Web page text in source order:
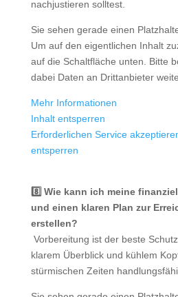
nachjustieren solltest.
Sie sehen gerade einen
Um auf den eigentlichen Inhalt
auf die Schaltfläche unten. Bitte
dabei Daten an Drittanbieter
Mehr Informationen
Inhalt entsperren
Erforderlichen Service
entsperren
8️⃣ Wie kann ich meine
und einen klaren Plan zur
erstellen?
Vorbereitung ist der beste
klarem Überblick und kühlem
stürmischen Zeiten